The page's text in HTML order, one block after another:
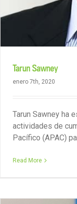
Tarun Sawney
enero 7th, 2020
Tarun Sawney ha
actividades de
Pacífico (APAC)
Read More